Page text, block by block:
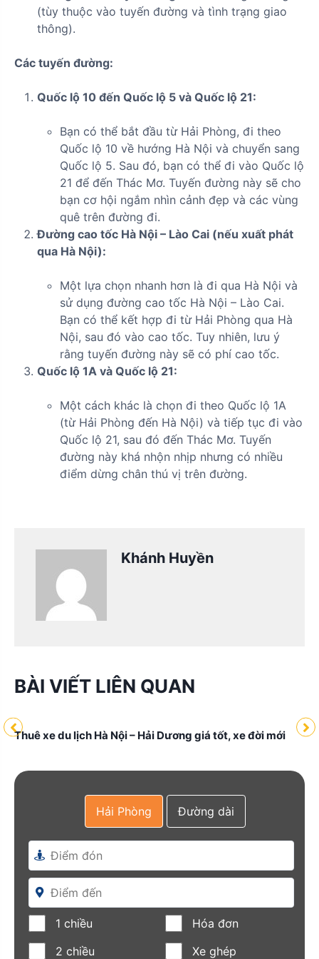
(tùy thuộc vào tuyến đường và tình trạng giao
thông).
Các tuyến đường:
Quốc lộ 10 đến Quốc lộ 5 và Quốc lộ 21:
Bạn có thể bắt đầu từ Hải Phòng, đi theo
Quốc lộ 10 về hướng Hà Nội và chuyển sang
Quốc lộ 5. Sau đó, bạn có thể đi vào Quốc lộ
21 để đến Thác Mơ. Tuyến đường này sẽ cho
bạn cơ hội ngắm nhìn cảnh đẹp và các vùng
quê trên đường đi.
Đường cao tốc Hà Nội – Lào Cai (nếu xuất phát
qua Hà Nội):
Một lựa chọn nhanh hơn là đi qua Hà Nội và
sử dụng đường cao tốc Hà Nội – Lào Cai.
Bạn có thể kết hợp đi từ Hải Phòng qua Hà
Nội, sau đó vào cao tốc. Tuy nhiên, lưu ý
rằng tuyến đường này sẽ có phí cao tốc.
Quốc lộ 1A và Quốc lộ 21:
Một cách khác là chọn đi theo Quốc lộ 1A
(từ Hải Phòng đến Hà Nội) và tiếp tục đi vào
Quốc lộ 21, sau đó đến Thác Mơ. Tuyến
đường này khá nhộn nhịp nhưng có nhiều
điểm dừng chân thú vị trên đường.
Khánh Huyền
BÀI VIẾT LIÊN QUAN
Thuê xe du lịch Hà Nội – Hải Dương giá tốt, xe đời mới
Hải Phòng Đường dài
1 chiều
2 chiều
Hóa đơn
Xe ghép